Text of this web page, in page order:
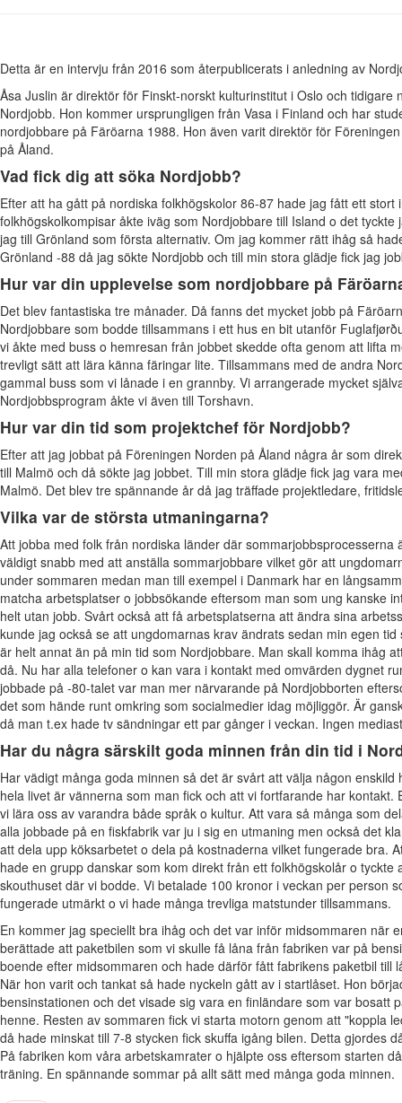
Detta är en intervju från 2016 som återpublicerats i anledning av
Åsa Juslin är direktör för Finskt-norskt kulturinstitut i Oslo och tidigare
Nordjobb. Hon kommer ursprungligen från Vasa i Finland och har
nordjobbare på Färöarna 1988. Hon även varit direktör för
på Åland.
Vad fick dig att söka Nordjobb?
Efter att ha gått på nordiska folkhögskolor 86-87 hade jag fått ett
folkhögskolkompisar åkte iväg som Nordjobbare till Island o det
jag till Grönland som första alternativ. Om jag kommer rätt ihåg så
Grönland -88 då jag sökte Nordjobb och till min stora glädje fick jag
Hur var din upplevelse som nordjobbare på
Det blev fantastiska tre månader. Då fanns det mycket jobb på
Nordjobbare som bodde tillsammans i ett hus en bit utanför
vi åkte med buss o hemresan från jobbet skedde ofta genom att lifta
trevligt sätt att lära känna färingar lite. Tillsammans med de andra
gammal buss som vi lånade i en grannby. Vi arrangerade mycket
Nordjobbsprogram åkte vi även till Torshavn.
Hur var din tid som projektchef för Nordjobb?
Efter att jag jobbat på Föreningen Norden på Åland några år som
till Malmö och då sökte jag jobbet. Till min stora glädje fick jag vara
Malmö. Det blev tre spännande år då jag träffade projektledare,
Vilka var de största utmaningarna?
Att jobba med folk från nordiska länder där sommarjobbsprocesserna
väldigt snabb med att anställa sommarjobbare vilket gör att
under sommaren medan man till exempel i Danmark har en
matcha arbetsplatser o jobbsökande eftersom man som ung kanske
helt utan jobb. Svårt också att få arbetsplatserna att ändra sina
kunde jag också se att ungdomarnas krav ändrats sedan min egen
är helt annat än på min tid som Nordjobbare. Man skall komma ihåg
då. Nu har alla telefoner o kan vara i kontakt med omvärden dygnet
jobbade på -80-talet var man mer närvarande på Nordjobborten
det som hände runt omkring som socialmedier idag möjliggör. Är
då man t.ex hade tv sändningar ett par gånger i veckan. Ingen
Har du några särskilt goda minnen från din tid i
Har vädigt många goda minnen så det är svårt att välja någon
hela livet är vännerna som man fick och att vi fortfarande har
vi lära oss av varandra både språk o kultur. Att vara så många som
alla jobbade på en fiskfabrik var ju i sig en utmaning men också det
att dela upp köksarbetet o dela på kostnaderna vilket fungerade bra.
hade en grupp danskar som kom direkt från ett folkhögskolår o
skouthuset där vi bodde. Vi betalade 100 kronor i veckan per person
fungerade utmärkt o vi hade många trevliga matstunder tillsammans.
En kommer jag speciellt bra ihåg och det var inför midsommaren när
berättade att paketbilen som vi skulle få låna från fabriken var på
boende efter midsommaren och hade därför fått fabrikens paketbil till
När hon varit och tankat så hade nyckeln gått av i startlåset. Hon
bensinstationen och det visade sig vara en finländare som var bosatt
henne. Resten av sommaren fick vi starta motorn genom att "koppla
då hade minskat till 7-8 stycken fick skuffa igång bilen. Detta gjordes
På fabriken kom våra arbetskamrater o hjälpte oss eftersom starten
träning. En spännande sommar på allt sätt med många goda minnen.